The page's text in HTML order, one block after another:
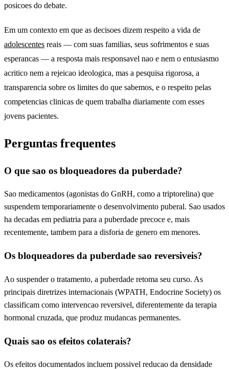
posicoes do debate.
Em um contexto em que as decisoes dizem respeito a vida de
adolescentes reais — com suas familias, seus sofrimentos e suas
esperancas — a resposta mais responsavel nao e nem o entusiasmo
acritico nem a rejeicao ideologica, mas a pesquisa rigorosa, a
transparencia sobre os limites do que sabemos, e o respeito pelas
competencias clinicas de quem trabalha diariamente com esses
jovens pacientes.
Perguntas frequentes
O que sao os bloqueadores da puberdade?
Sao medicamentos (agonistas do GnRH, como a triptorelina) que
suspendem temporariamente o desenvolvimento puberal. Sao usados
ha decadas em pediatria para a puberdade precoce e, mais
recentemente, tambem para a disforia de genero em menores.
Os bloqueadores da puberdade sao reversiveis?
Ao suspender o tratamento, a puberdade retoma seu curso. As
principais diretrizes internacionais (WPATH, Endocrine Society) os
classificam como intervencao reversivel, diferentemente da terapia
hormonal cruzada, que produz mudancas permanentes.
Quais sao os efeitos colaterais?
Os efeitos documentados incluem possivel reducao da densidade